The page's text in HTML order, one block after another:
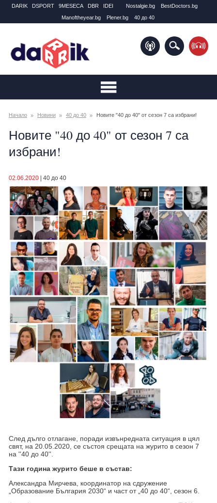
DARIK DSPORT 9MESECA DBR IDEI Nostalgie.bg
BestDoctors.bg
Manоftheyear.bg
Plener.bg 40 до 40
Новите "40 до 40" от сезон 7 са
избрани!
Начало Новини 40 до 40 Новите "40 до 40" от сезон 7 са избрани!
02.06.2020| 40 до 40
След дълго отлагане, поради извънредната ситуация в цял
свят, на 20.05.2020, се състоя срещата на журито в сезон 7
на ''40 до 40''.
Тази година журито беше в състав:
Александра Мирчева, координатор на сдружение
„Образование България 2030“ и част от „40 до 40“, сезон 6.